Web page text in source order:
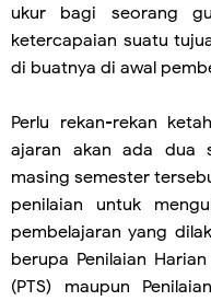
ukur bagi seorang
ketercapaian suatu
di buatnya di awal
Perlu rekan-rekan
ajaran akan ada dua
masing semester
penilaian untuk
pembelajaran yang
berupa Penilaian
(PTS) maupun